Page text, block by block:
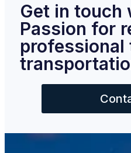
Get in touch
Passion for
professional